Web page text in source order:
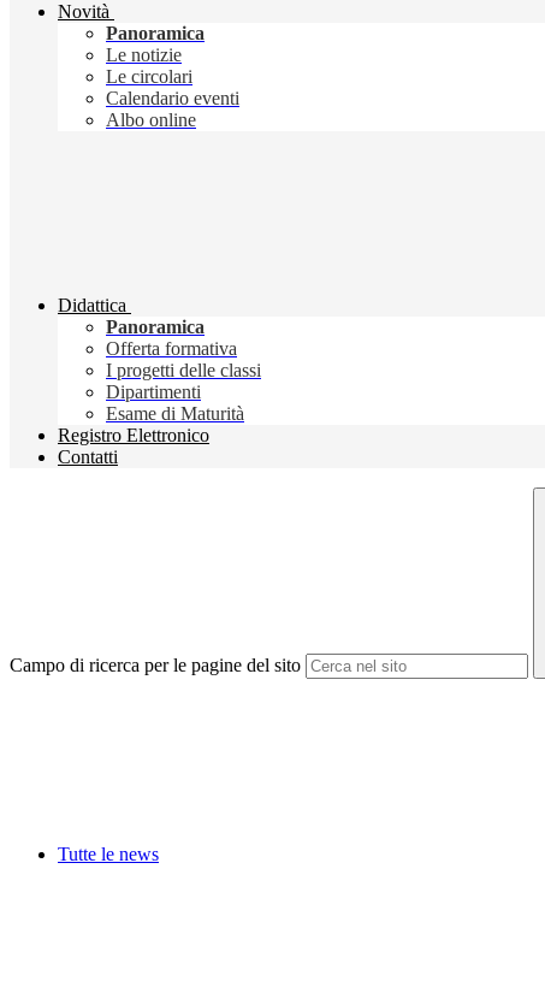
Novità
Panoramica
Le notizie
Le circolari
Calendario eventi
Albo online
Didattica
Panoramica
Offerta formativa
I progetti delle classi
Dipartimenti
Esame di Maturità
Registro Elettronico
Contatti
Campo di ricerca per le pagine del sito
Tutte le news